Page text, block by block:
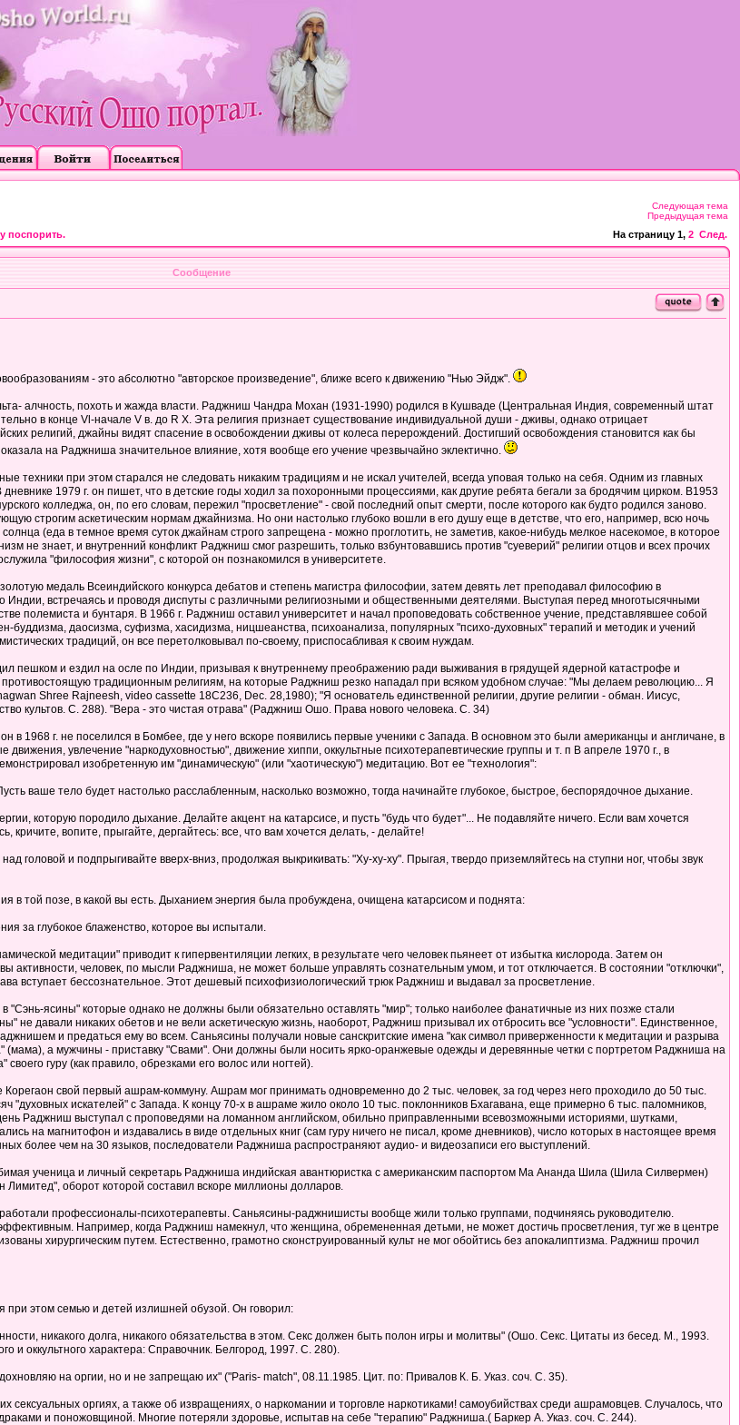
Следующая тема
Предыдущая тема
поспорить. На страницу 1, 2 След.
Сообщение
- это абсолютно "авторское произведение", ближе всего к движению "Нью Эйдж".
алчность, похоть и жажда власти. Раджниш Чандра Мохан (1931-1990) родился в Кушваде (Центральная Индия, современный штат
в конце Vl-начале V в. до R X. Эта религия признает существование индивидуальной души - дживы, однако отрицает
религий, джайны видят спасение в освобождении дживы от колеса перерождений. Достигший освобождения становится как бы
на Раджниша значительное влияние, хотя вообще его учение чрезвычайно эклектично.
техники при этом старался не следовать никаким традициям и не искал учителей, всегда уповая только на себя. Одним из главных
1979 г. он пишет, что в детские годы ходил за похоронными процессиями, как другие ребята бегали за бродячим цирком. В1953
колледжа, он, по его словам, пережил "просветление" - свой последний опыт смерти, после которого как будто родился заново.
строгим аскетическим нормам джайнизма. Но они настолько глубоко вошли в его душу еще в детстве, что его, например, всю ночь
(еда в темное время суток джайнам строго запрещена - можно проглотить, не заметив, какое-нибудь мелкое насекомое, в которое
не знает, и внутренний конфликт Раджниш смог разрешить, только взбунтовавшись против "суеверий" религии отцов и всех прочих
"философия жизни", с которой он познакомился в университете.
медаль Всеиндийского конкурса дебатов и степень магистра философии, затем девять лет преподавал философию в
Индии, встречаясь и проводя диспуты с различными религиозными и общественными деятелями. Выступая перед многотысячными
полемиста и бунтаря. В 1966 г. Раджниш оставил университет и начал проповедовать собственное учение, представлявшее собой
буддизма, даосизма, суфизма, хасидизма, ницшеанства, психоанализа, популярных "психо-духовных" терапий и методик и учений
традиций, он все перетолковывал по-своему, приспосабливая к своим нуждам.
пешком и ездил на осле по Индии, призывая к внутреннему преображению ради выживания в грядущей ядерной катастрофе и
традиционным религиям, на которые Раджниш резко нападал при всяком удобном случае: "Мы делаем революцию... Я
Shree Rajneesh, video cassette 18C236, Dec. 28,1980); "Я основатель единственной религии, другие религии - обман. Иисус,
культов. С. 288). "Вера - это чистая отрава" (Раджниш Ошо. Права нового человека. С. 34)
1968 г. не поселился в Бомбее, где у него вскоре появились первые ученики с Запада. В основном это были американцы и англичане, в
увлечение "наркодуховностью", движение хиппи, оккультные психотерапевтические группы и т. п В апреле 1970 г., в
изобретенную им "динамическую" (или "хаотическую") медитацию. Вот ее "технология":
ваше тело будет настолько расслабленным, насколько возможно, тогда начинайте глубокое, быстрое, беспорядочное дыхание.
которую породило дыхание. Делайте акцент на катарсисе, и пусть "будь что будет"... Не подавляйте ничего. Если вам хочется
кричите, вопите, прыгайте, дергайтесь: все, что вам хочется делать, - делайте!
головой и подпрыгивайте вверх-вниз, продолжая выкрикивать: "Ху-ху-ху". Прыгая, твердо приземляйтесь на ступни ног, чтобы звук
в той позе, в какой вы есть. Дыханием энергия была пробуждена, очищена катарсисом и поднята:
за глубокое блаженство, которое вы испытали.
медитации" приводит к гипервентиляции легких, в результате чего человек пьянеет от избытка кислорода. Затем он
активности, человек, по мысли Раджниша, не может больше управлять сознательным умом, и тот отключается. В состоянии "отключки",
вступает бессознательное. Этот дешевый психофизиологический трюк Раджниш и выдавал за просветление.
ясины" которые однако не должны были обязательно оставлять "мир"; только наиболее фанатичные из них позже стали
не давали никаких обетов и не вели аскетическую жизнь, наоборот, Раджниш призывал их отбросить все "условности". Единственное,
и предаться ему во всем. Саньясины получали новые санскритские имена "как символ приверженности к медитации и разрыва
а мужчины - приставку "Свами". Они должны были носить ярко-оранжевые одежды и деревянные четки с портретом Раджниша на
гуру (как правило, обрезками его волос или ногтей).
свой первый ашрам-коммуну. Ашрам мог принимать одновременно до 2 тыс. человек, за год через него проходило до 50 тыс.
"духовных искателей" с Запада. К концу 70-х в ашраме жило около 10 тыс. поклонников Бхагавана, еще примерно 6 тыс. паломников,
Раджниш выступал с проповедями на ломанном английском, обильно приправленными всевозможными историями, шутками,
на магнитофон и издавались в виде отдельных книг (сам гуру ничего не писал, кроме дневников), число которых в настоящее время
более чем на 30 языков, последователи Раджниша распространяют аудио- и видеозаписи его выступлений.
ученица и личный секретарь Раджниша индийская авантюристка с американским паспортом Ма Ананда Шила (Шила Силвермен)
оборот которой составил вскоре миллионы долларов.
профессионалы-психотерапевты. Саньясины-раджнишисты вообще жили только группами, подчиняясь руководителю.
Например, когда Раджниш намекнул, что женщина, обремененная детьми, не может достичь просветления, туг же в центре
хирургическим путем. Естественно, грамотно сконструированный культ не мог обойтись без апокалиптизма. Раджниш прочил
этом семью и детей излишней обузой. Он говорил:
никакого долга, никакого обязательства в этом. Секс должен быть полон игры и молитвы" (Ошо. Секс. Цитаты из бесед. М., 1993.
и оккультного характера: Справочник. Белгород, 1997. С. 280).
на оргии, но и не запрещаю их" ("Paris- match", 08.11.1985. Цит. по: Привалов К. Б. Указ. соч. С. 35).
сексуальных оргиях, а также об извращениях, о наркомании и торговле наркотиками! самоубийствах среди ашрамовцев. Случалось, что
и поножовщиной. Многие потеряли здоровье, испытав на себе "терапию" Раджниша.( Баркер А. Указ. соч. С. 244).